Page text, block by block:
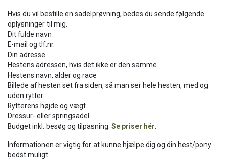
Hvis du vil bestille en sadelprøvning, bedes du sende følgende
oplysninger til mig.
Dit fulde navn
E-mail og tlf.nr.
Din adresse
Hestens adressen, hvis det ikke er den samme
Hestens navn, alder og race
Billede af hesten set fra siden, så man ser hele hesten, med og
uden rytter.
Rytterens højde og vægt
Dressur- eller springsadel
Budget inkl. besøg og tilpasning. Se priser hér
Informationen er vigtig for at kunne hjælpe dig og din hest/pony
bedst muligt.